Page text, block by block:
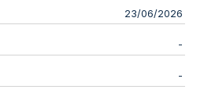
23/06/2026
-
-